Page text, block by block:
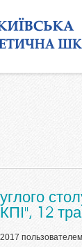
12
пользователем